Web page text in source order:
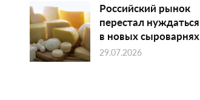
Российский рынок
перестал нуждаться
в новых сыроварнях
29.07.2026